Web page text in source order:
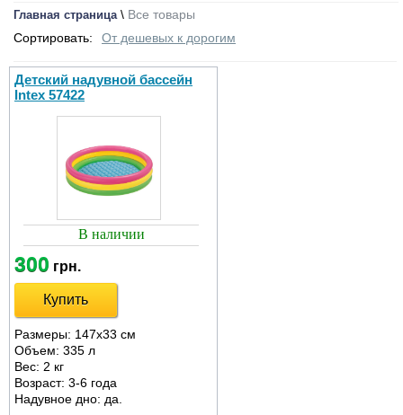
Главная страница \ Все товары
Сортировать:
От дешевых к дорогим
Детский надувной бассейн
Intex 57422
В наличии
300 грн.
Купить
Размеры: 147х33 см
Объем: 335 л
Вес: 2 кг
Возраст: 3-6 года
Надувное дно: да.